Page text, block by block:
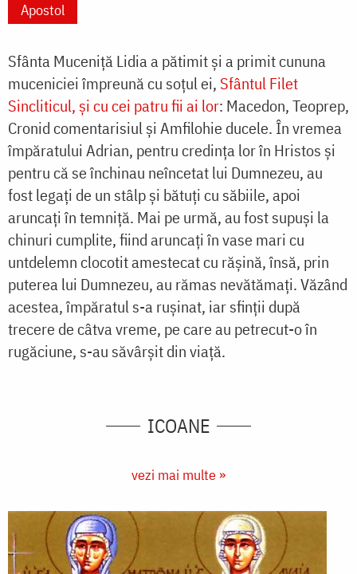
Apostol
Sfânta Muceniță Lidia a pătimit și a primit cununa
muceniciei împreună cu soțul ei, Sfântul Filet
Sincliticul, și cu cei patru fii ai lor: Macedon, Teoprep,
Cronid comentarisiul și Amfilohie ducele. În vremea
împăratului Adrian, pentru credința lor în Hristos și
pentru că se închinau neîncetat lui Dumnezeu, au
fost legați de un stâlp și bătuți cu săbiile, apoi
aruncați în temniță. Mai pe urmă, au fost supuși la
chinuri cumplite, fiind aruncați în vase mari cu
untdelemn clocotit amestecat cu rășină, însă, prin
puterea lui Dumnezeu, au rămas nevătămați. Văzând
acestea, împăratul s-a rușinat, iar sfinții după
trecere de câtva vreme, pe care au petrecut-o în
rugăciune, s-au săvârșit din viață.
ICOANE
vezi mai multe »